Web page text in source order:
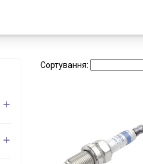
Сортування: